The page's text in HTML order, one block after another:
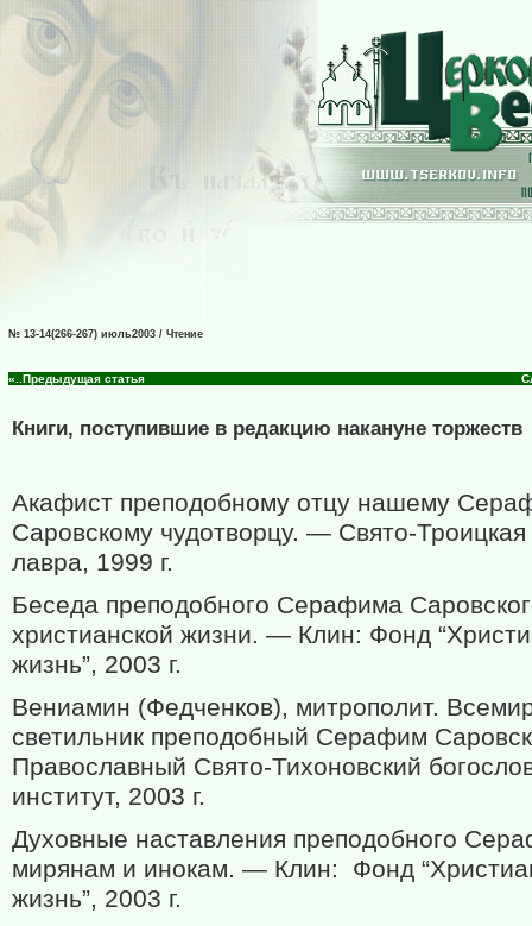
№ 13-14(266-267) июль2003 / Чтение
«..Предыдущая статья
Книги, поступившие в редакцию накануне торжеств
Акафист преподобному отцу нашему
Саровскому чудотворцу. — Свято-
лавра, 1999 г.
Беседа преподобного Серафима
христианской жизни. — Клин: Фонд
жизнь”, 2003 г.
Вениамин (Федченков), митрополит.
светильник преподобный Серафим
Православный Свято-Тихоновский
институт, 2003 г.
Духовные наставления преподобного
мирянам и инокам. — Клин:
Фонд
жизнь”, 2003 г.